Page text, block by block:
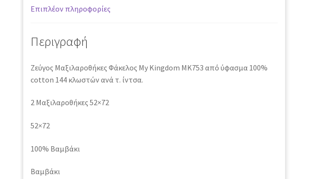
Επιπλέον πληροφορίες
Περιγραφή
Ζεύγος Μαξιλαροθήκες Φάκελος My Kingdom MK753 από ύφασμα 100%
cotton 144 κλωστών ανά τ. ίντσα.
2 Μαξιλαροθήκες 52×72
52×72
100% Βαμβάκι
Βαμβάκι